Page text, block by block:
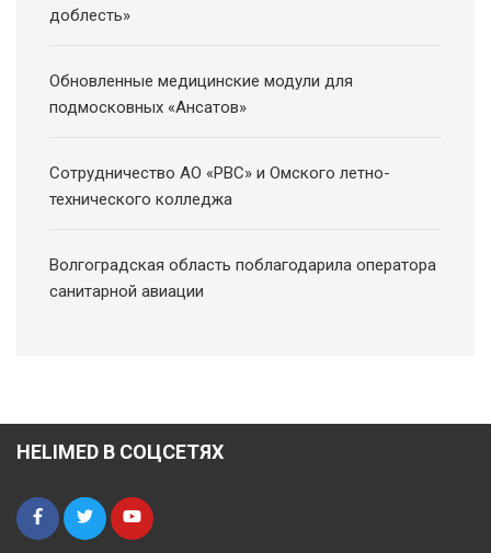
доблесть»
Обновленные медицинские модули для
подмосковных «Ансатов»
Сотрудничество АО «РВС» и Омского летно-
технического колледжа
Волгоградская область поблагодарила оператора
санитарной авиации
HELIMED В СОЦСЕТЯХ